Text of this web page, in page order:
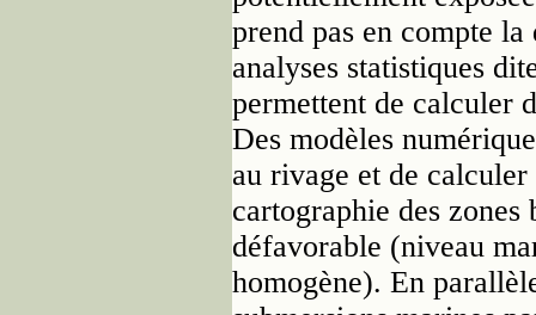
prend pas en compte
analyses statistiques
permettent de calculer
Des modèles
au rivage et de
cartographie des zones
défavorable (niveau
homogène). En